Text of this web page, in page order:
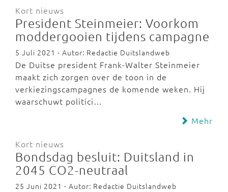
Kort nieuws
President Steinmeier: Voorkom
moddergooien tijdens campagne
5 Juli 2021 - Autor: Redactie Duitslandweb
De Duitse president Frank-Walter Steinmeier
maakt zich zorgen over de toon in de
verkiezingscampagnes de komende weken. Hij
waarschuwt politici…
Mehr
Kort nieuws
Bondsdag besluit: Duitsland in
2045 CO2-neutraal
25 Juni 2021 - Autor: Redactie Duitslandweb